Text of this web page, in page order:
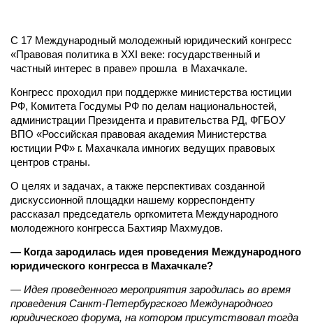
С 17 Международный молодежный юридический конгресс
«Правовая политика в XXI веке: государственный и
частный интерес в праве» прошла в Махачкале.
Конгресс проходил при поддержке министерства юстиции
РФ, Комитета Госдумы РФ по делам национальностей,
администрации Президента и правительства РД, ФГБОУ
ВПО «Российская правовая академия Министерства
юстиции РФ» г. Махачкала имногих ведущих правовых
центров страны.
О целях и задачах, а также перспективах созданной
дискуссионной площадки нашему корреспонденту
рассказал председатель оргкомитета Международного
молодежного конгресса Бахтияр Махмудов.
— Когда зародилась идея проведения Международного
юридического конгресса в Махачкале?
— Идея проведенного мероприятия зародилась во время
проведения Санкт-Петербургского Международного
юридического форума, на котором присутствовал тогда